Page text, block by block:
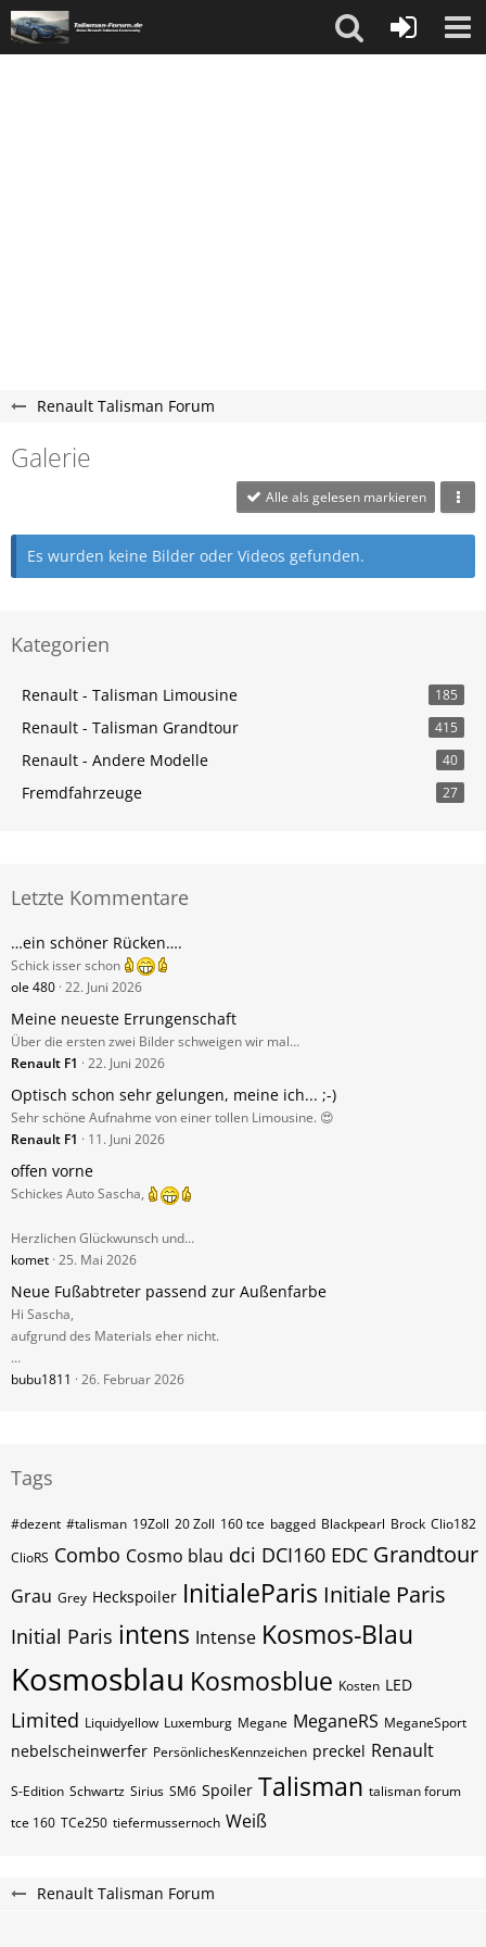
Renault Talisman Forum
Galerie
Alle als gelesen markieren
Es wurden keine Bilder oder Videos gefunden.
Kategorien
Renault - Talisman Limousine 185
Renault - Talisman Grandtour 415
Renault - Andere Modelle 40
Fremdfahrzeuge 27
Letzte Kommentare
…ein schöner Rücken….
Schick isser schon
ole 480 22. Juni 2026
Meine neueste Errungenschaft
Über die ersten zwei Bilder schweigen wir mal…
Renault F1
22. Juni 2026
Optisch schon sehr gelungen, meine ich... ;-)
Sehr schöne Aufnahme von einer tollen Limousine. 😍
Renault F1
11. Juni 2026
offen vorne
Schickes Auto Sascha,
Herzlichen Glückwunsch und…
komet 25. Mai 2026
Neue Fußabtreter passend zur Außenfarbe
Hi Sascha,
aufgrund des Materials eher nicht.
…
bubu1811
26. Februar 2026
Tags
#dezent #talisman 19Zoll 20 Zoll 160 tce bagged Blackpearl Brock Clio182
ClioRS Combo Cosmo blau dci DCI160 EDC Grandtour
Grau Grey Heckspoiler InitialeParis Initiale Paris
Initial Paris intens Intense Kosmos-Blau
Kosmosblau Kosmosblue Kosten LED
Limited Liquidyellow Luxemburg Megane MeganeRS MeganeSport
nebelscheinwerfer PersönlichesKennzeichen preckel Renault
S-Edition Schwartz Sirius SM6 Spoiler Talisman talisman forum
tce 160 TCe250 tiefermussernoch Weiß
Renault Talisman Forum